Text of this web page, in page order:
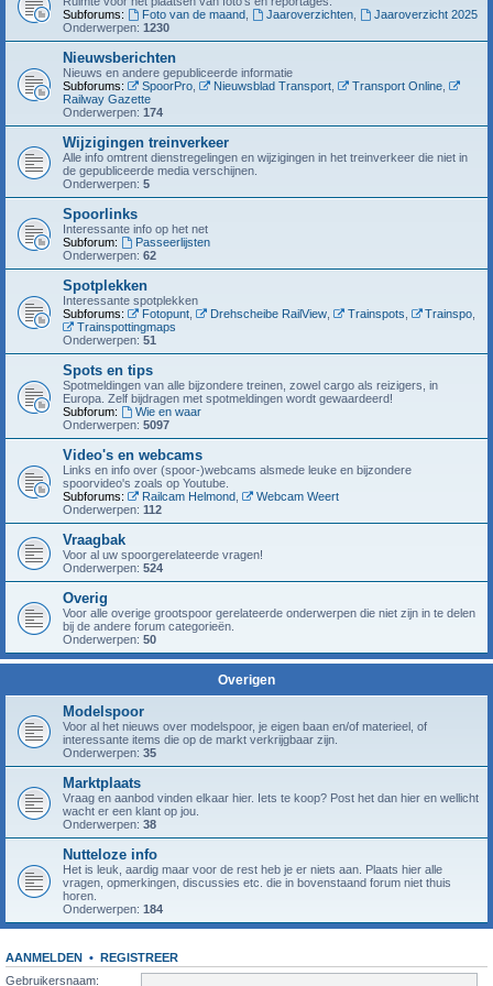
Subforums:
Foto van de maand, Jaaroverzichten,
Jaaroverzicht 2025
Onderwerpen: 1230
Nieuwsberichten
Nieuws en andere gepubliceerde informatie
Subforums:
SpoorPro, Nieuwsblad Transport, Transport Online,
Railway Gazette
Onderwerpen: 174
Wijzigingen treinverkeer
Alle info omtrent dienstregelingen en wijzigingen in het treinverkeer die niet in
de gepubliceerde media verschijnen.
Onderwerpen: 5
Spoorlinks
Interessante info op het net
Subforum:
Passeerlijsten
Onderwerpen: 62
Spotplekken
Interessante spotplekken
Subforums:
Fotopunt, Drehscheibe RailView, Trainspots Trainspo
Trainspottingmaps
Onderwerpen: 51
Spots en tips
Spotmeldingen van alle bijzondere treinen, zowel cargo als reizigers, in
Europa. Zelf bijdragen met spotmeldingen wordt gewaardeerd!
Subforum:
Wie en waar
Onderwerpen: 5097
Video's en webcams
Links en info over (spoor-)webcams alsmede leuke en bijzondere
spoorvideo's zoals op Youtube.
Subforums:
Railcam Helmond,
Webcam Weert
Onderwerpen: 112
Vraagbak
Voor al uw spoorgerelateerde vragen!
Onderwerpen: 524
Overig
Voor alle overige grootspoor gerelateerde onderwerpen die niet zijn in te delen
bij de andere forum categorieën.
Onderwerpen: 50
Overigen
Modelspoor
Voor al het nieuws over modelspoor, je eigen baan en/of materieel, of
interessante items die op de markt verkrijgbaar zijn.
Onderwerpen: 35
Marktplaats
Vraag en aanbod vinden elkaar hier. Iets te koop? Post het dan hier en wellicht
wacht er een klant op jou.
Onderwerpen: 38
Nutteloze info
Het is leuk, aardig maar voor de rest heb je er niets aan. Plaats hier alle
vragen, opmerkingen, discussies etc. die in bovenstaand forum niet thuis
horen.
Onderwerpen: 184
AANMELDEN • REGISTREER
Gebruikersnaam: